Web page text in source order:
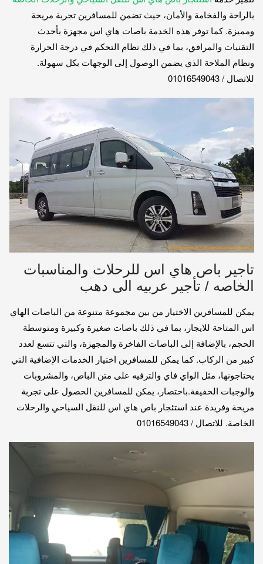
بالراحة والفخامة والأمان، حيث تضمن للمسافرين تجربة مريحة
ومميزة. كما توفر هذه الخدمة باصات هاي اس مجهزة بأحدث
التقنيات والمرافق، بما في ذلك نظام التحكم في درجة الحرارة
ونظام الملاحة الذي يضمن الوصول إلى الوجهات بكل سهولة.
للاتصال / 01016549043
تاجير باص هاي اس للرحلات والمناسبات
الخاصه / تأجير عربيه الى دهب
يمكن للمسافرين الاختيار من بين مجموعة متنوعة من الباصات الهاي
اس المتاحة للايجار، بما في ذلك باصات صغيرة وكبيرة ومتوسطة
الحجم، بالإضافة إلى الباصات الفاخرة والمجهزة، والتي تتسع لعدد
كبير من الركاب. كما يمكن للمسافرين اختيار الخدمات الإضافية التي
يحتاجونها، مثل الواي فاي والترفيه على متن الباص، والمشروبات
والوجبات الخفيفة.باختصار، يمكن للمسافرين الحصول على تجربة
مريحة وفريدة عند استئجار باص هاي اس للنقل السياحي والرحلات
الخاصة. للاتصال / 01016549043